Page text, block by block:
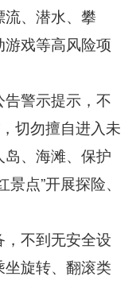
、潜水、攀
戏等高风险项
警示提示，不
切勿擅自进入未
、海滩、保护
点”开展探险、
不到无安全设
旋转、翻滚类